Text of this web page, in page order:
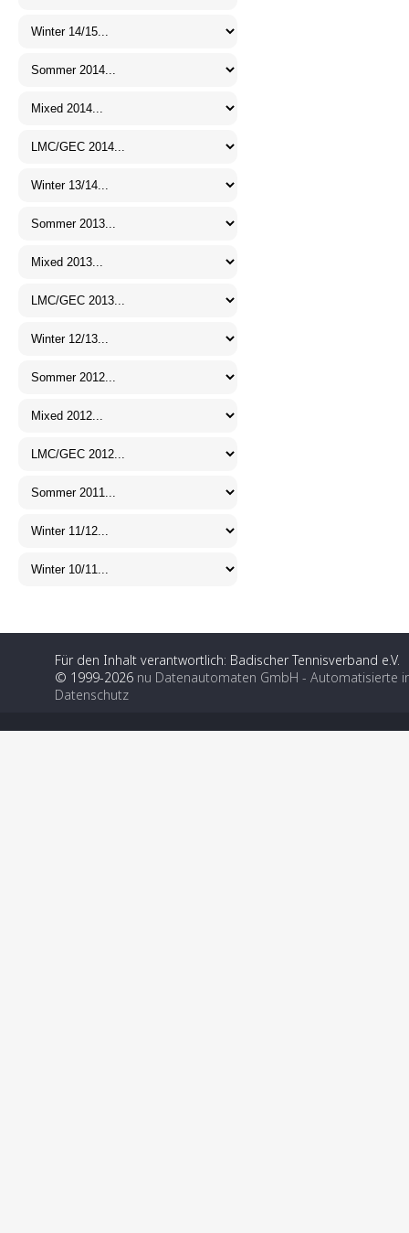
Für den Inhalt verantwortlich: Badischer Tennisverband e.V.
© 1999-2026 nu Datenautomaten GmbH - Automatisierte
Datenschutz